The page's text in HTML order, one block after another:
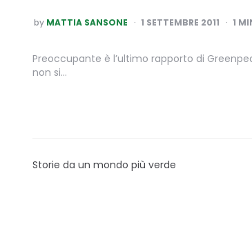
POSTED
BY
by MATTIA SANSONE 1 SETTEMBRE 2011 1
Preoccupante è l’ultimo rapporto di
non si…
Storie da un mondo più verde